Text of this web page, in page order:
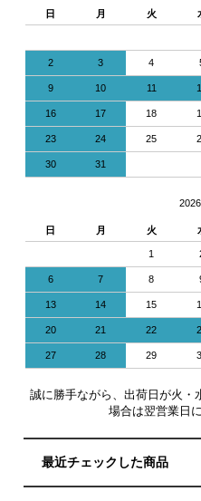
日 月 火
2 3 4
9 10 11
16 17 18
23 24 25
30 31
日 月 火
1
6 7 8
13 14 15
20 21 22
27 28 29
誠に勝手ながら、出荷日が火
場合は翌営業日
最近チェックした商品